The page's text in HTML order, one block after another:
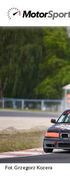
Fot. Grzegorz Kozera